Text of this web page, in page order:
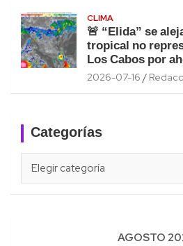
CLIMA
🚨 “Elida” se
tropical no
Los Cabos por
2026-07-16
Categorías
AGOSTO